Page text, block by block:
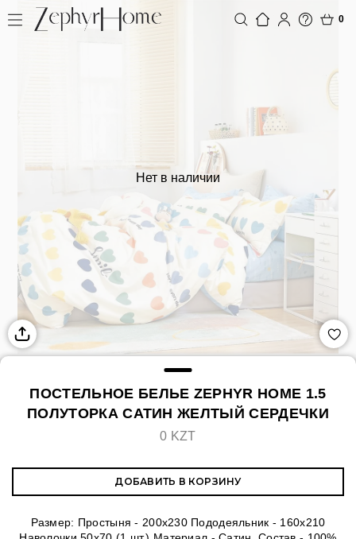
0
Нет в наличии
ПОСТЕЛЬНОЕ БЕЛЬЕ ZEPHYR HOME 1.5
ПОЛУТОРКА САТИН ЖЕЛТЫЙ СЕРДЕЧКИ
0 KZT
ДОБАВИТЬ В КОРЗИНУ
Размер: Простыня - 200x230 Пододеяльник - 160х210